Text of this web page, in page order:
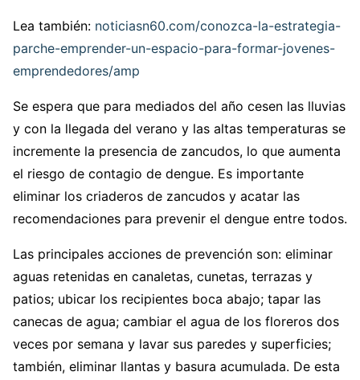
Lea también: noticiasn60.com/conozca-la-estrategia-
parche-emprender-un-espacio-para-formar-jovenes-
emprendedores/amp
Se espera que para mediados del año cesen las lluvias
y con la llegada del verano y las altas temperaturas se
incremente la presencia de zancudos, lo que aumenta
el riesgo de contagio de dengue. Es importante
eliminar los criaderos de zancudos y acatar las
recomendaciones para prevenir el dengue entre todos.
Las principales acciones de prevención son: eliminar
aguas retenidas en canaletas, cunetas, terrazas y
patios; ubicar los recipientes boca abajo; tapar las
canecas de agua; cambiar el agua de los floreros dos
veces por semana y lavar sus paredes y superficies;
también, eliminar llantas y basura acumulada. De esta